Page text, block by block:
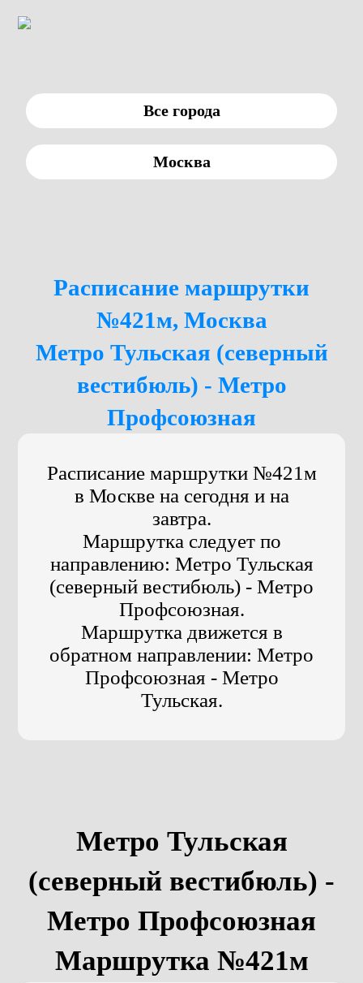
Все города
Москва
Расписание маршрутки
№421м, Москва
Метро Тульская (северный
вестибюль) - Метро
Профсоюзная
Расписание маршрутки №421м
в Москве на сегодня и на
завтра.
Маршрутка следует по
направлению: Метро Тульская
(северный вестибюль) - Метро
Профсоюзная.
Маршрутка движется в
обратном направлении: Метро
Профсоюзная - Метро
Тульская.
Метро Тульская
(северный вестибюль) -
Метро Профсоюзная
Маршрутка №421м